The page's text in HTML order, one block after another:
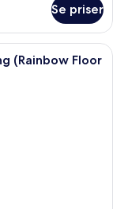
Se priser
– superior, ikke-røyk,
(Rainbow Floor